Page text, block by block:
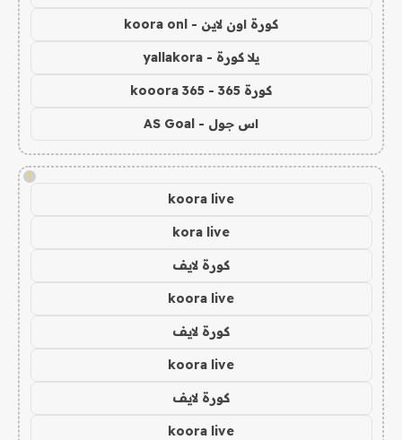
كورة اون لاين - koora onl
يلا كورة - yallakora
كورة 365 - kooora 365
اس جول - AS Goal
!
koora live
kora live
كورة لايف
koora live
كورة لايف
koora live
كورة لايف
koora live